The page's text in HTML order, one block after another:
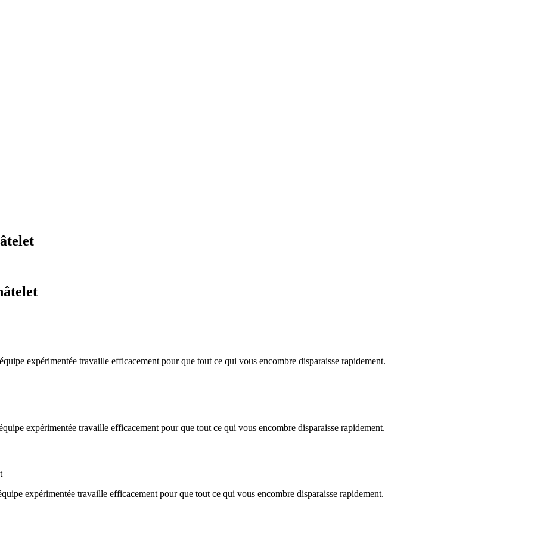
expérimentée travaille efficacement pour que tout ce qui vous encombre disparaisse rapidement.
expérimentée travaille efficacement pour que tout ce qui vous encombre disparaisse rapidement.
expérimentée travaille efficacement pour que tout ce qui vous encombre disparaisse rapidement.